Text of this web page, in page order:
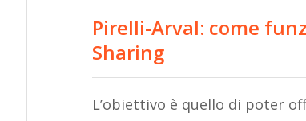
Pirelli-Arval: come
Sharing
L’obiettivo è quello di poter